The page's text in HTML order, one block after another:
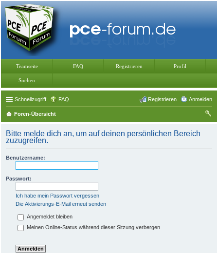
Teamseite FAQ Registrieren Profil
Suchen
Schnellzugriff FAQ Anmelden
Registrieren
Foren-Übersicht
Bitte melde dich an, um auf deinen persönlichen Bereich
zuzugreifen.
Benutzername:
Passwort:
Ich habe mein Passwort vergessen
Die Aktivierungs-E-Mail erneut senden
Angemeldet bleiben
Meinen Online-Status während dieser Sitzung verbergen